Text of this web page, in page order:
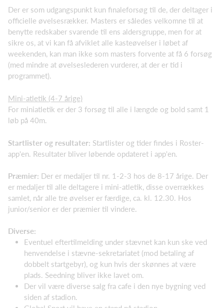
Der er som udgangspunkt kun finaleforsøg til de, der deltager i
officielle øvelsesrækker. Masters er således velkomne til at
benytte redskaber svarende til ens aldersgruppe, men for at
sikre os, at vi kan få afviklet alle kasteøvelser i løbet af
weekenden, kan man ikke som masters forvente at få 6 forsøg
(med mindre at øvelseslederen vurderer, at der er tid i
programmet).
Mini-atletik (4-7 årige)
For miniatletik er der 3 forsøg til alle i længde og bold samt 1
løb på 40m.
Startlister og resultater: Startlister og tider findes i Roster-
app'en. Resultater bliver løbende opdateret i app'en.
Præmier: Der er medaljer til nr. 1-2-3 hos de 8-17 årige. Der
er medaljer til alle deltagere i mini-atletik, disse overrækkes
samlet, når alle tre øvelser er færdige, ca. kl. 12.30. Hos
junior/senior er der præmier til vindere.
Diverse:
Eventuel eftertilmelding under stævnet kan kun ske ved
henvendelse i stævne-sekretariatet (mod betaling af
dobbelt startgebyr), og kun hvis der skønnes at være
plads. Seedning bliver ikke lavet om.
Der vil være diverse salg fra cafe i den nye bygning ved
siden af stadion.